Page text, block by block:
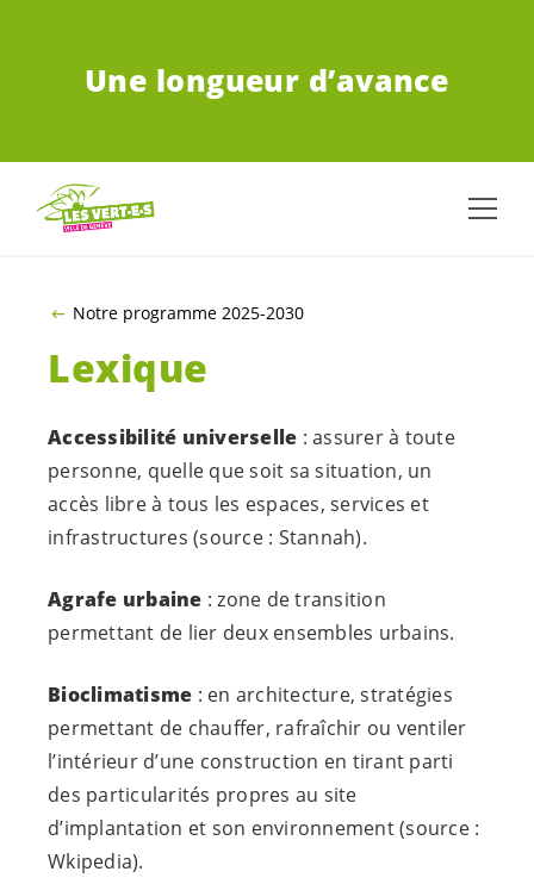
Une longueur d’avance
Notre programme 2025-2030
Lexique
Accessibilité universelle : assurer à toute
personne, quelle que soit sa situation, un
accès libre à tous les espaces, services et
infrastructures (source : Stannah).
Agrafe urbaine : zone de transition
permettant de lier deux ensembles urbains.
Bioclimatisme : en architecture, stratégies
permettant de chauffer, rafraîchir ou ventiler
l’intérieur d’une construction en tirant parti
des particularités propres au site
d’implantation et son environnement (source :
Wkipedia).